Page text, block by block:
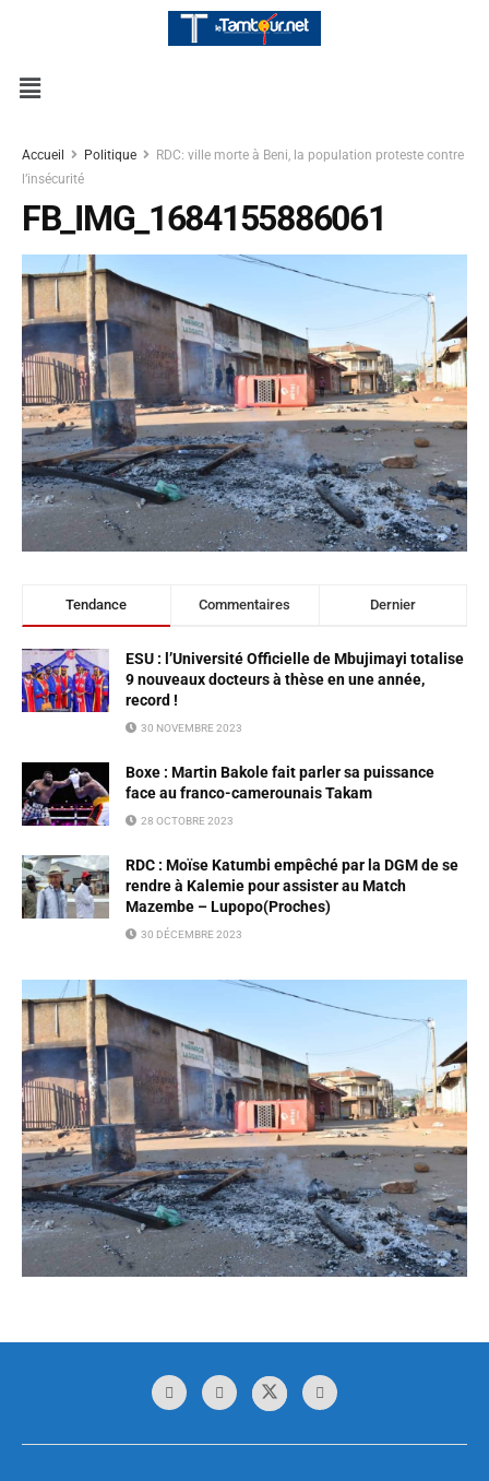
Accueil Politique
RDC: ville morte à Beni, la population proteste contre
l’insécurité
FB_IMG_1684155886061
Tendance Commentaires Dernier
ESU : l’Université Officielle de Mbujimayi totalise
9 nouveaux docteurs à thèse en une année,
record !
30 NOVEMBRE 2023
Boxe : Martin Bakole fait parler sa puissance
face au franco-camerounais Takam
28 OCTOBRE 2023
RDC : Moïse Katumbi empêché par la DGM de se
rendre à Kalemie pour assister au Match
Mazembe – Lupopo(Proches)
30 DÉCEMBRE 2023